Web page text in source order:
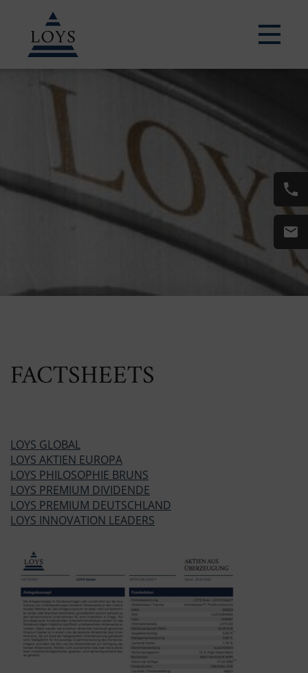
FACTSHEETS
LOYS GLOBAL
LOYS AKTIEN EUROPA
LOYS PHILOSOPHIE BRUNS
LOYS PREMIUM DIVIDENDE
LOYS PREMIUM DEUTSCHLAND
LOYS INNOVATION LEADERS